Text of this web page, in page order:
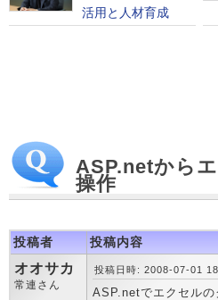
ASP.netから
操作
投稿者 投稿内容
オオサカ
常連さん
投稿日時: 2008-07-01
ASP.netでエクセル